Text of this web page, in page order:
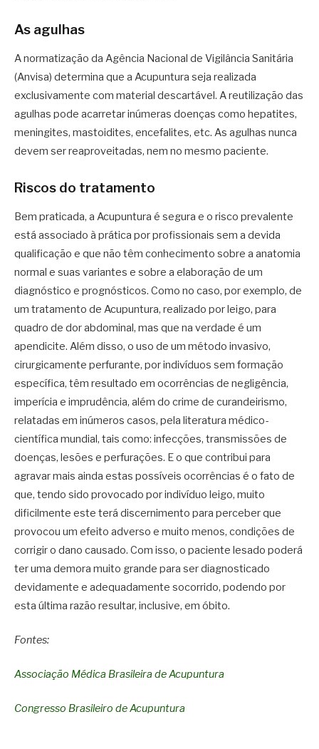
As agulhas
A normatização da Agência Nacional de Vigilância Sanitária
(Anvisa) determina que a Acupuntura seja realizada
exclusivamente com material descartável. A reutilização das
agulhas pode acarretar inúmeras doenças como hepatites,
meningites, mastoidites, encefalites, etc. As agulhas nunca
devem ser reaproveitadas, nem no mesmo paciente.
Riscos do tratamento
Bem praticada, a Acupuntura é segura e o risco prevalente
está associado à prática por profissionais sem a devida
qualificação e que não têm conhecimento sobre a anatomia
normal e suas variantes e sobre a elaboração de um
diagnóstico e prognósticos. Como no caso, por exemplo, de
um tratamento de Acupuntura, realizado por leigo, para
quadro de dor abdominal, mas que na verdade é um
apendicite. Além disso, o uso de um método invasivo,
cirurgicamente perfurante, por indivíduos sem formação
específica, têm resultado em ocorrências de negligência,
imperícia e imprudência, além do crime de curandeirismo,
relatadas em inúmeros casos, pela literatura médico-
científica mundial, tais como: infecções, transmissões de
doenças, lesões e perfurações. E o que contribui para
agravar mais ainda estas possíveis ocorrências é o fato de
que, tendo sido provocado por indivíduo leigo, muito
dificilmente este terá discernimento para perceber que
provocou um efeito adverso e muito menos, condições de
corrigir o dano causado. Com isso, o paciente lesado poderá
ter uma demora muito grande para ser diagnosticado
devidamente e adequadamente socorrido, podendo por
esta última razão resultar, inclusive, em óbito.
Fontes:
Associação Médica Brasileira de Acupuntura
Congresso Brasileiro de Acupuntura